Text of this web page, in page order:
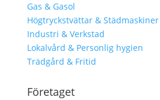
Gas & Gasol
Högtryckstvättar & Städmaskiner
Industri & Verkstad
Lokalvård & Personlig hygien
Trädgård & Fritid
Företaget